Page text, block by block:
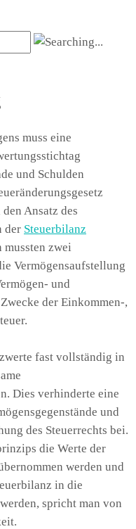
muss eine
und Schulden
Ansatz des
der Steuerbilanz
mussten zwei
Vermögensaufstellung
und
der Einkommen-,
fast vollständig in
Dies verhinderte eine
und
des Steuerrechts bei.
die Werte der
werden und
in die
spricht man von